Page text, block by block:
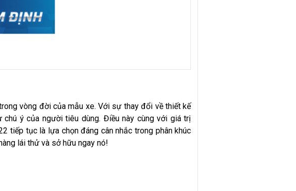
vòng đời của mẫu xe. Với sự thay đổi về thiết kế
ý của người tiêu dùng. Điều này cùng với giá trị
tiếp tục là lựa chọn đáng cân nhắc trong phân khúc
lái thử và sở hữu ngay nó!